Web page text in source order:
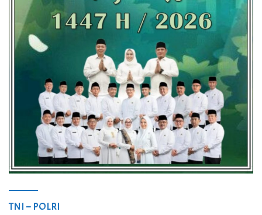
TNI – POLRI